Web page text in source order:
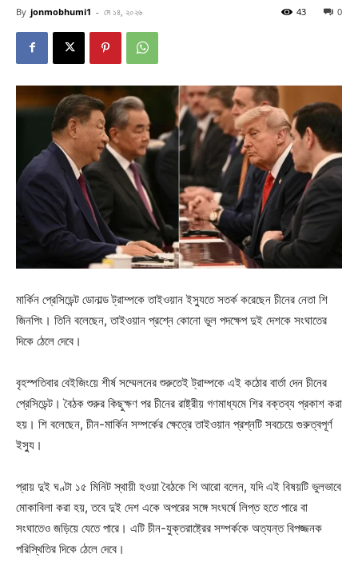
By jonmobhumi1 - মে ১৪, ২০২৬ 0
43
মার্কিন প্রেসিডেন্ট ডোনাল্ড ট্রাম্পকে তাইওয়ান ইস্যুতে সতর্ক করেছেন চীনের নেতা শি
জিনপিং। তিনি বলেছেন, তাইওয়ান প্রশ্নে কোনো ভুল পদক্ষেপ দুই দেশকে সংঘাতের
দিকে ঠেলে দেবে।
বৃহস্পতিবার বেইজিংয়ে শীর্ষ সম্মেলনের শুরুতেই ট্রাম্পকে এই কঠোর বার্তা দেন চীনের
প্রেসিডেন্ট। বৈঠক শুরুর কিছুক্ষণ পর চীনের রাষ্ট্রীয় গণমাধ্যমে শির বক্তব্য প্রকাশ করা
হয়। শি বলেছেন, চীন-মার্কিন সম্পর্কের ক্ষেত্রে তাইওয়ান প্রশ্নটি সবচেয়ে গুরুত্বপূর্ণ
ইস্যু।
প্রায় দুই ঘণ্টা ১৫ মিনিট স্থায়ী হওয়া বৈঠকে শি আরো বলেন, যদি এই বিষয়টি ভুলভাবে
মোকাবিলা করা হয়, তবে দুই দেশ একে অপরের সঙ্গে সংঘর্ষে লিপ্ত হতে পারে বা
সংঘাতেও জড়িয়ে যেতে পারে। এটি চীন-যুক্তরাষ্ট্রের সম্পর্ককে অত্যন্ত বিপজ্জনক
পরিস্থিতির দিকে ঠেলে দেবে।